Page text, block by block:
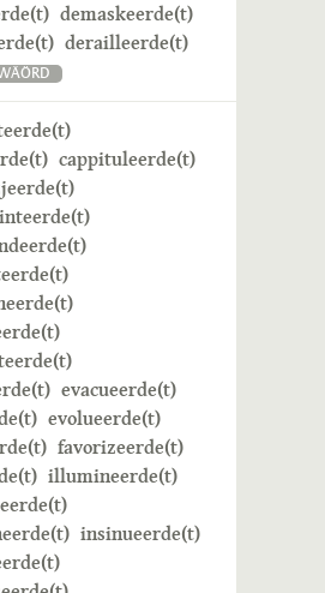
demaskeerde(t)
derailleerde(t)
cappituleerde(t)
evacueerde(t)
evolueerde(t)
favorizeerde(t)
illumineerde(t)
insinueerde(t)